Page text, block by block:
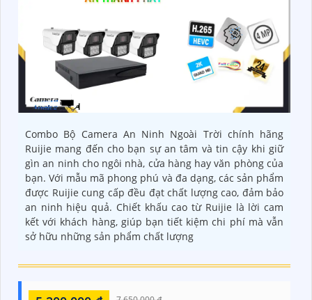
Combo Bộ Camera An Ninh Ngoài Trời chính hãng
Ruijie mang đến cho bạn sự an tâm và tin cậy khi giữ
gìn an ninh cho ngôi nhà, cửa hàng hay văn phòng của
bạn. Với mẫu mã phong phú và đa dạng, các sản phẩm
được Ruijie cung cấp đều đạt chất lượng cao, đảm bảo
an ninh hiệu quả. Chiết khấu cao từ Ruijie là lời cam
kết với khách hàng, giúp bạn tiết kiệm chi phí mà vẫn
sở hữu những sản phẩm chất lượng